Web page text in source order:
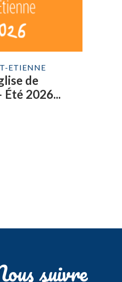
ETIENNE
de
2026...
suivre